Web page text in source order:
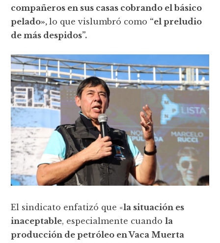
compañeros en sus casas cobrando el básico
pelado»,lo que vislumbró como “el preludio
de más despidos”.
El sindicato enfatizó que «la situación es
inaceptable, especialmente cuandola
producción de petróleo en Vaca Muerta